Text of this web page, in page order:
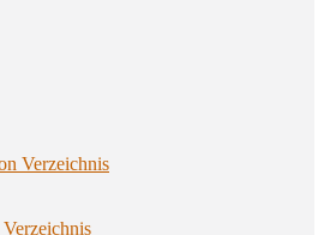
Verzeichnis